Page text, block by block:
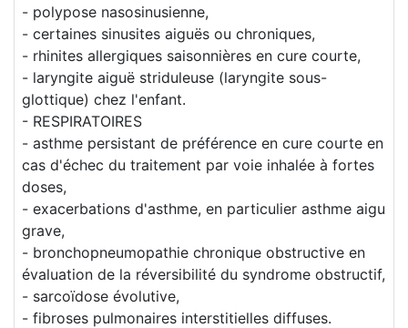
- polypose nasosinusienne,
- certaines sinusites aiguës ou chroniques,
- rhinites allergiques saisonnières en cure courte,
- laryngite aiguë striduleuse (laryngite sous-
glottique) chez l'enfant.
- RESPIRATOIRES
- asthme persistant de préférence en cure courte en
cas d'échec du traitement par voie inhalée à fortes
doses,
- exacerbations d'asthme, en particulier asthme aigu
grave,
- bronchopneumopathie chronique obstructive en
évaluation de la réversibilité du syndrome obstructif,
- sarcoïdose évolutive,
- fibroses pulmonaires interstitielles diffuses.